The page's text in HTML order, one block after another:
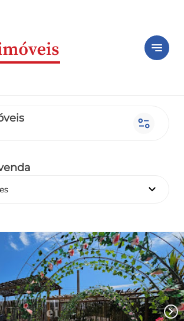
notes
page_info
keyboard_arrow_down
chevron_right